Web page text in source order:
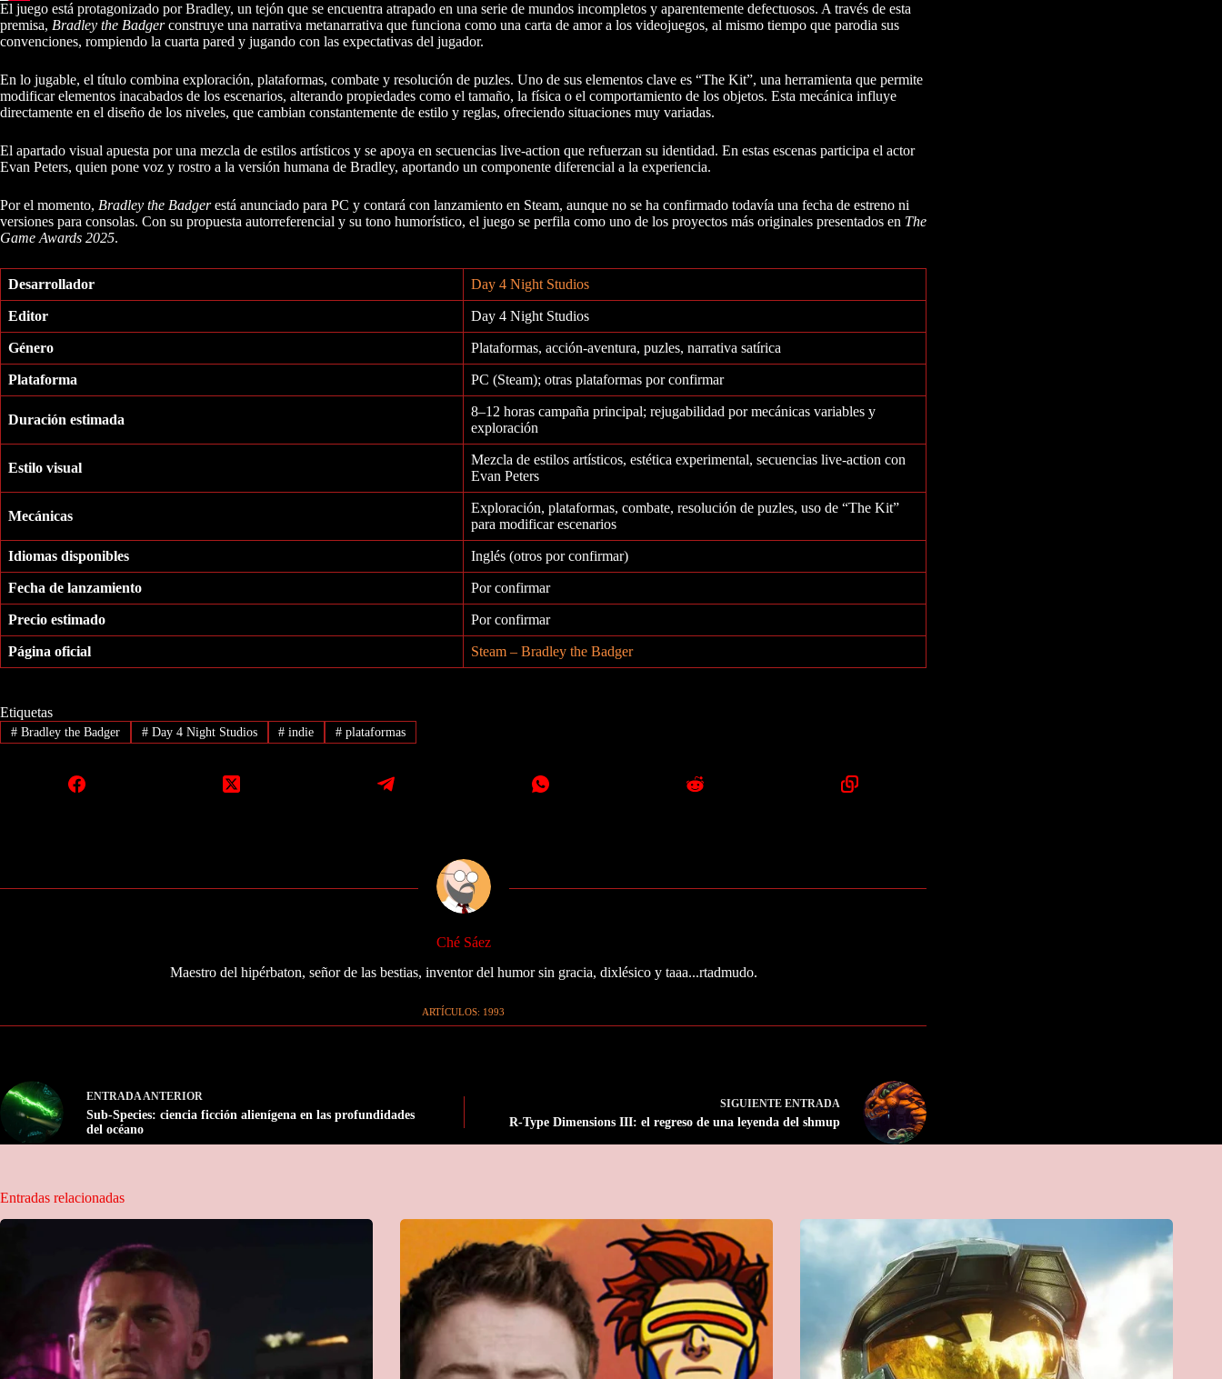
El juego está protagonizado por Bradley, un tejón que se encuentra atrapado en una serie de mundos incompletos y aparentemente defectuosos. A través de esta
premisa, Bradley the Badgerconstruye una narrativa metanarrativa que funciona como una carta de amor a los videojuegos, al mismo tiempo que parodia sus
convenciones, rompiendo la cuarta pared y jugando con las expectativas del jugador.
En lo jugable, el título combina exploración, plataformas, combate y resolución de puzles. Uno de sus elementos clave es “The Kit”, una herramienta que permite
modificar elementos inacabados de los escenarios, alterando propiedades como el tamaño, la física o el comportamiento de los objetos. Esta mecánica influye
directamente en el diseño de los niveles, que cambian constantemente de estilo y reglas, ofreciendo situaciones muy variadas.
El apartado visual apuesta por una mezcla de estilos artísticos y se apoya en secuencias live-action que refuerzan su identidad. En estas escenas participa el actor
Evan Peters, quien pone voz y rostro a la versión humana de Bradley, aportando un componente diferencial a la experiencia.
Por el momento, Bradley the Badgerestá anunciado para PC y contará con lanzamiento en Steam, aunque no se ha confirmado todavía una fecha de estreno ni
versiones para consolas. Con su propuesta autorreferencial y su tono humorístico, el juego se perfila como uno de los proyectos más originales presentados en The
Game Awards 2025.
Desarrollador Day 4 Night Studios
Editor Day 4 Night Studios
Género Plataformas, acción-aventura, puzles, narrativa satírica
Plataforma PC (Steam); otras plataformas por confirmar
Duración estimada
8–12 horas campaña principal; rejugabilidad por mecánicas variables y
exploración
Estilo visual
Mezcla de estilos artísticos, estética experimental, secuencias live-action con
Evan Peters
Mecánicas
Exploración, plataformas, combate, resolución de puzles, uso de “The Kit”
para modificar escenarios
Idiomas disponibles Inglés (otros por confirmar)
Fecha de lanzamiento Por confirmar
Precio estimado Por confirmar
Página oficial Steam – Bradley the Badger
Etiquetas
#Bradley the Badger #Day 4 Night Studios # indie # plataformas
Ché Sáez
Maestro del hipérbaton, señor de las bestias, inventor del humor sin gracia, dixlésico y taaa...rtadmudo.
ARTÍCULOS: 1993
ENTRADAANTERIOR
Sub-Species: ciencia ficción alienígena en las profundidades
del océano
SIGUIENTEENTRADA
R-Type Dimensions III: el regreso de una leyenda del shmup
Entradas relacionadas